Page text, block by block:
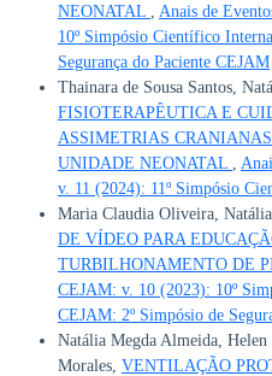
NEONATAL
Anais de
10º Simpósio Científico
Segurança do Paciente CEJAM
Thainara de Sousa Santos,
FISIOTERAPÊUTICA E
ASSIMETRIAS
UNIDADE NEONATAL
v. 11 (2024): 11º Simpósio
Maria Claudia Oliveira,
DE VÍDEO PARA
TURBILHONAMENTO DE
CEJAM: v. 10 (2023): 10º
CEJAM: 2º Simpósio de
Natália Megda Almeida,
Morales, VENTILAÇÃO